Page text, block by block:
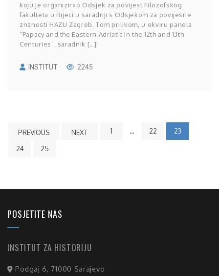
koju je organizirao Odsjek za povijest Filozofskog
fakulteta u Rijeci u saradnji s Odsjekom za povijesne
znanosti HAZU Zagreb. Tom prilikom, u okviru panela
“Papacy and the Eastern Adriatic in the 12th and 13th
Centuries”, saradnik […]
INSTITUT 2245
PREVIOUS NEXT 1 … 22 23
24 25
POSJETITE NAS
INSTITUT ZA HISTORIJU
Podgaj 6, 71000 Sarajevo